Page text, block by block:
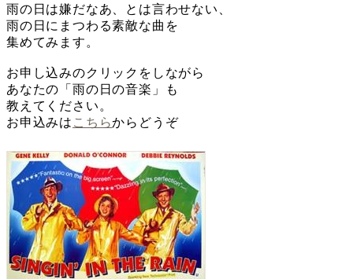
雨の日は嫌だなあ、とは言わせない、
雨の日にまつわる素敵な曲を
集めてみます。
お申し込みのクリックをしながら
あなたの「雨の日の音楽」も
教えてください。
お申込みは こちらからどうぞ